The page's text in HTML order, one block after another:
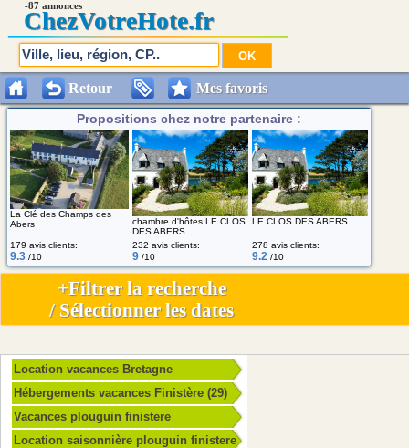
Propositions chez notre partenaire :
La Clé des Champs des
Abers
chambre d'hôtes LE CLOS
DES ABERS
LE CLOS DES ABERS
179 avis clients:
9.3 /10
232 avis clients:
9 /10
278 avis clients:
9.2 /10
Retour Mes favoris
-87 annonces
ChezVotreHote.fr
Location vacances Bretagne
Hébergements vacances Finistère (29)
Vacances plouguin finistere
Location saisonnière plouguin finistere
+Filtrer la recherche
/ Sélectionner les dates